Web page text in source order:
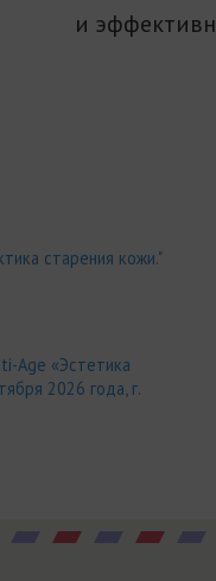
и
старения кожи."
Age «Эстетика
2026 года, г.